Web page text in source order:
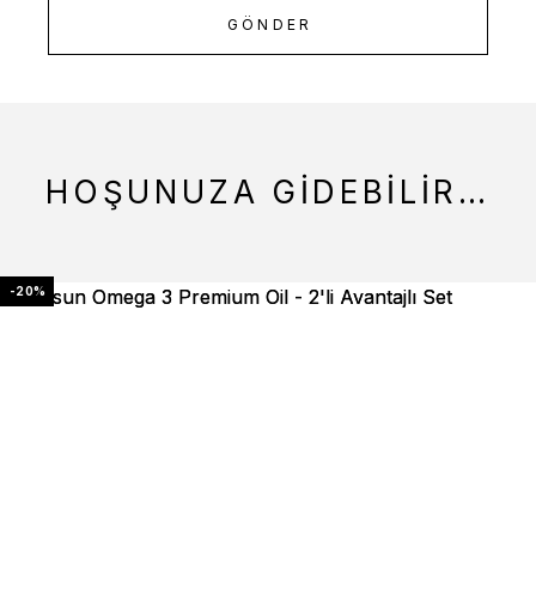
HOŞUNUZA GIDEBILIR…
-20%